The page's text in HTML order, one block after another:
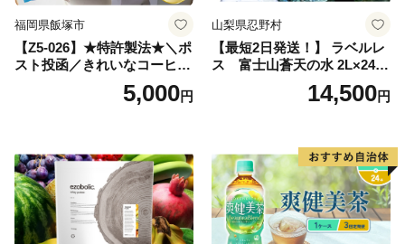
福岡県飯塚市
【Z5-026】★特許製法★＼ポ
スト投函／きれいなコーヒー
ドリップバッグ9種セット(18
袋)ゆうパケットでお届け！
5,000円
山梨県忍野村
【最短2日発送！】 ラベルレ
ス 富士山蒼天の水 2L×24本
（4ケース）※離島不可 天然
水 ミネラルウォーター 水 ペ
産 シリカ ミネラル 美容 備蓄
防災 長期保存 富士山 山梨県
忍野村
14,500円